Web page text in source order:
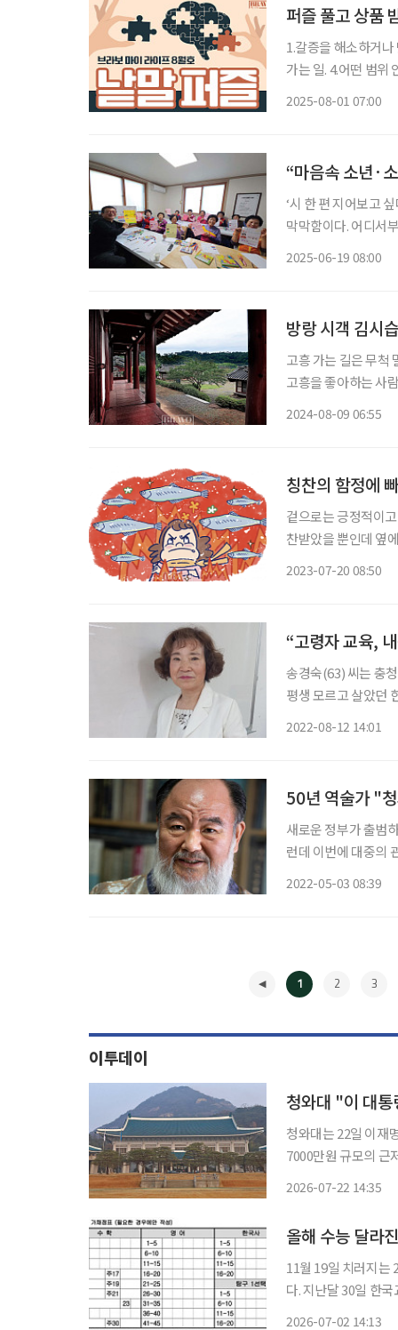
퍼즐 풀고 상품
1.갈증을 해소하거나 맛을 즐길
가는 일. 4.어떤 범위 안에서 쓰이는 낱말을 모아서 일정한 순서로 배열하여 싣고 그 각각의 발
2025-08-01 07:00
“마음속 소년·
‘시 한 편 지어보고
막막함이다. 어디서
2025-06-19 08:00
방랑 시객 김시
고흥 가는 길은 무척
고흥을 좋아하는 사
2024-08-09 06:55
칭찬의 함정에
겉으로는 긍정적이
찬받았을 뿐인데 옆
2023-07-20 08:50
“고령자 교육,
송경숙(63) 씨는 충
평생 모르고 살았던
2022-08-12 14:01
50년 역술가 "
새로운 정부가 출범
런데 이번에 대중의
2022-05-03 08:39
1 2 3
이투데이
청와대 "이 대
청와대는 22일 이재
7000만원 규모의 근
2026-07-22 14:35
올해 수능 달라
11월 19일 치러지는
다. 지난달 30일 한국교육과정평가원이 발표한 2027학년도 대학수학능력시험 시행 세부계
2026-07-02 14:13